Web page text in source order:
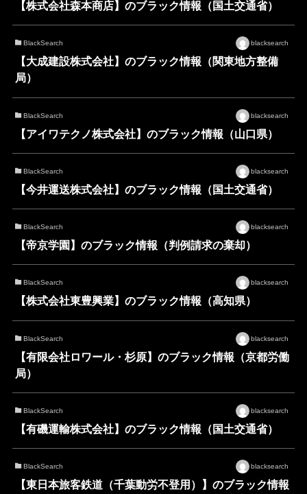
【株式会社森本商店】のブラック情報（国土交通省）
BlackSearch blacksearch
【大成建設株式会社】のブラック情報（関東地方整備
局）
BlackSearch blacksearch
【アイワテクノ株式会社】のブラック情報（山口県）
BlackSearch blacksearch
【今井運送株式会社】のブラック情報（国土交通省）
BlackSearch blacksearch
【帝京学園】のブラック情報（判例請求の棄却）
BlackSearch blacksearch
【株式会社東豊興業】のブラック情報（高知県）
BlackSearch blacksearch
【有限会社ロワール・杉原】のブラック情報（京都労働
局）
BlackSearch blacksearch
【有磯運輸株式会社】のブラック情報（国土交通省）
BlackSearch blacksearch
【東日本旅客鉄道（千葉動労不登用）】のブラック情報